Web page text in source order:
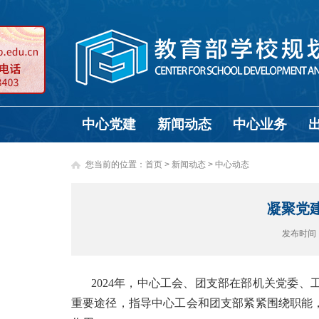
中心党建 新闻动态 中心业务
您当前的位置： 首页 > 新闻动态 > 中心动态
凝聚党
发布时
2024年，中心工会、团支部在部机关党委
重要途径，指导中心工会和团支部紧紧围绕职